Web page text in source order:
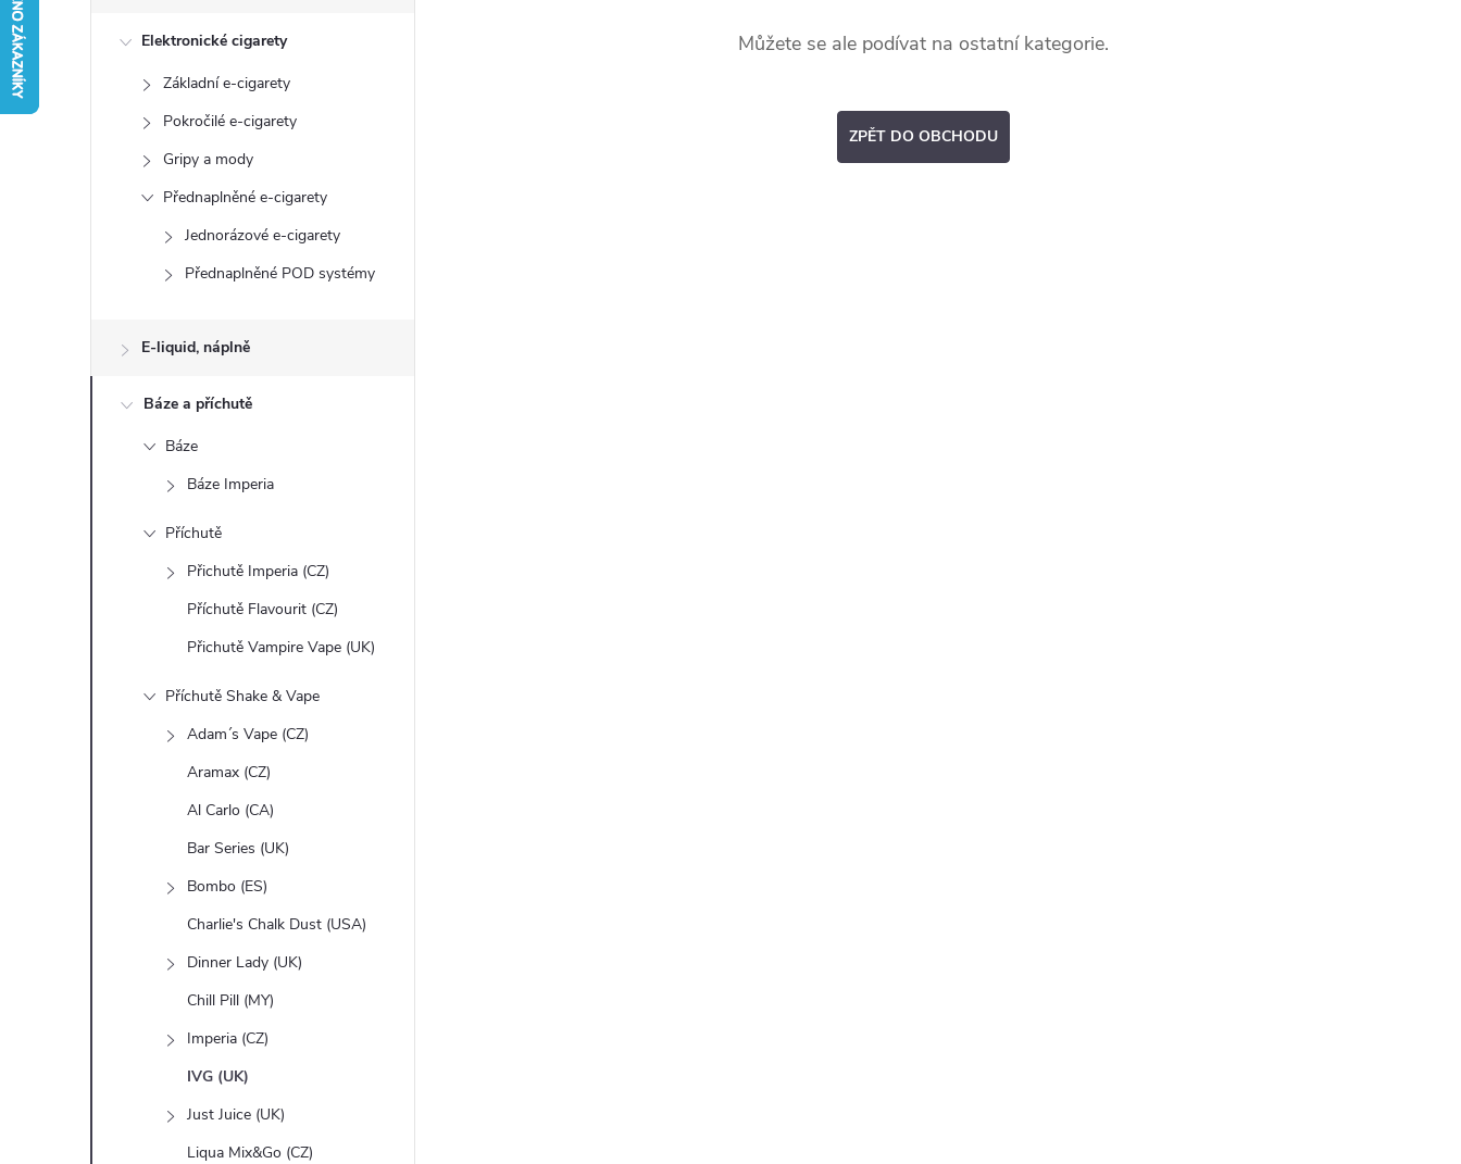
p
Elektronické cigarety
Základní e-cigarety
Pokročilé e-cigarety
Gripy a mody
Přednaplněné e-cigarety
Jednorázové e-cigarety
Přednaplněné POD systémy
E-liquid, náplně
Báze a příchutě
Báze
Báze Imperia
Příchutě
Přichutě Imperia (CZ)
Příchutě Flavourit (CZ)
Přichutě Vampire Vape (UK)
Příchutě Shake & Vape
Adam´s Vape (CZ)
Aramax (CZ)
Al Carlo (CA)
Bar Series (UK)
Bombo (ES)
Charlie's Chalk Dust (USA)
Dinner Lady (UK)
Chill Pill (MY)
Imperia (CZ)
IVG (UK)
Just Juice (UK)
Liqua Mix&Go (CZ)
Můžete se ale podívat na ostatní kategorie.
ZPĚT DO OBCHODU